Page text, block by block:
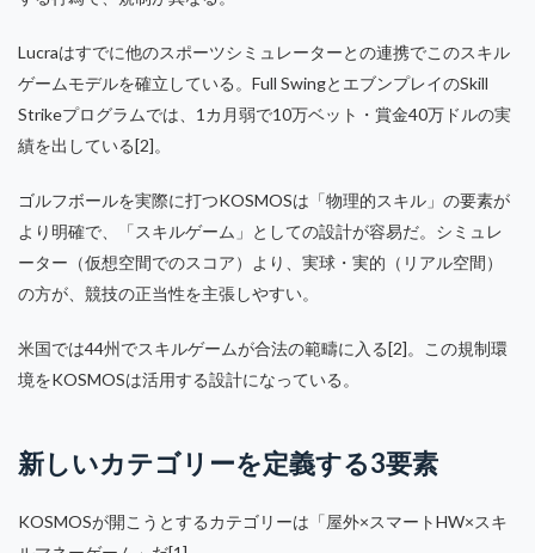
Lucraはすでに他のスポーツシミュレーターとの連携でこのスキル
ゲームモデルを確立している。Full SwingとエブンプレイのSkill
Strikeプログラムでは、1カ月弱で10万ベット・賞金40万ドルの実
績を出している[2]。
ゴルフボールを実際に打つKOSMOSは「物理的スキル」の要素が
より明確で、「スキルゲーム」としての設計が容易だ。シミュレ
ーター（仮想空間でのスコア）より、実球・実的（リアル空間）
の方が、競技の正当性を主張しやすい。
米国では44州でスキルゲームが合法の範疇に入る[2]。この規制環
境をKOSMOSは活用する設計になっている。
新しいカテゴリーを定義する3要素
KOSMOSが開こうとするカテゴリーは「屋外×スマートHW×スキ